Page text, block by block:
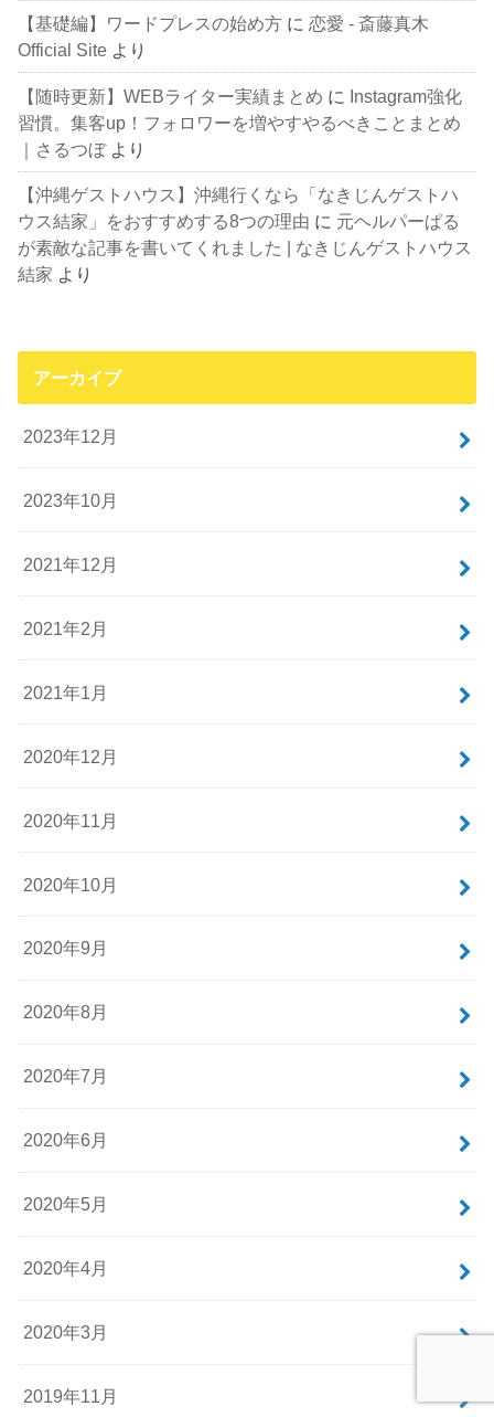
【基礎編】ワードプレスの始め方 に恋愛 - 斎藤真木
Official Site より
【随時更新】WEBライター実績まとめ に Instagram強化
習慣。集客up！フォロワーを増やすやるべきことまとめ
｜さるつぼより
【沖縄ゲストハウス】沖縄行くなら「なきじんゲストハ
ウス結家」をおすすめする8つの理由 に 元ヘルパーぱる
が素敵な記事を書いてくれました | なきじんゲストハウス
結家 より
アーカイブ
2023年12月
2023年10月
2021年12月
2021年2月
2021年1月
2020年12月
2020年11月
2020年10月
2020年9月
2020年8月
2020年7月
2020年6月
2020年5月
2020年4月
2020年3月
2019年11月